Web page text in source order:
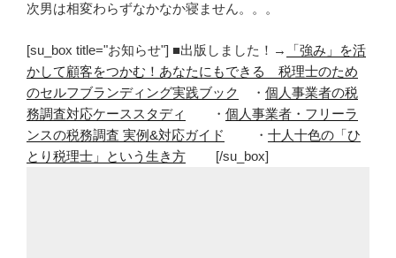
次男は相変わらずなかなか寝ません。。。
[su_box title="お知らせ"] ■出版しました！→
「強み」を活
かして顧客をつかむ！あなたにもできる 税理士のため
のセルフブランディング実践ブック
・ 個人事業者の税
務調査対応ケーススタディ
・ 個人事業者・フリーラ
ンスの税務調査 実例&対応ガイド
・ 十人十色の「ひ
とり税理士」という生き方 [/su_box]